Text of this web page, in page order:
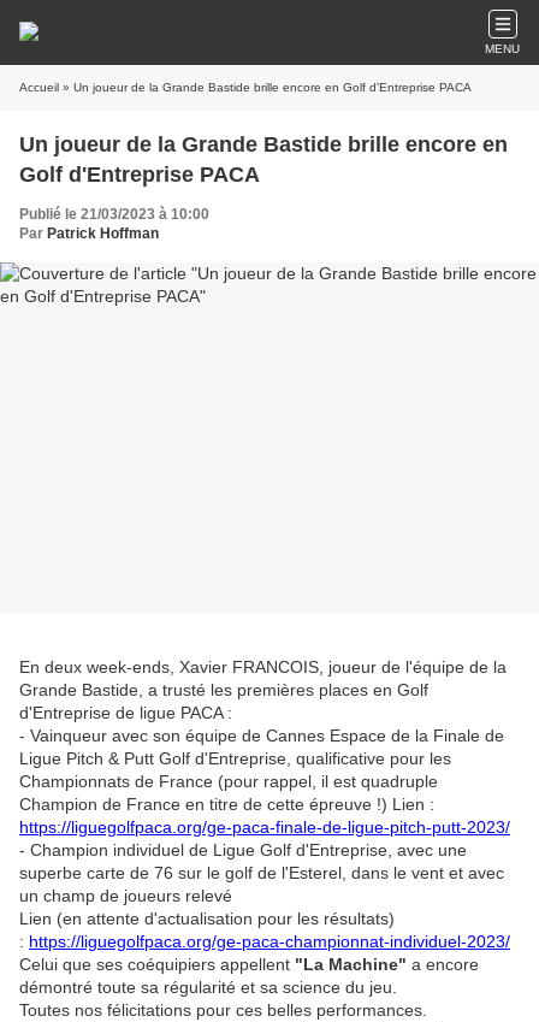
MENU
Accueil » Un joueur de la Grande Bastide brille encore en Golf d'Entreprise PACA
Un joueur de la Grande Bastide brille encore en
Golf d'Entreprise PACA
Publié le 21/03/2023 à 10:00
Par Patrick Hoffman
En deux week-ends, Xavier FRANCOIS, joueur de l'équipe de la
Grande Bastide, a trusté les premières places en Golf
d'Entreprise de ligue PACA :
- Vainqueur avec son équipe de Cannes Espace de la Finale de
Ligue Pitch & Putt Golf d'Entreprise, qualificative pour les
Championnats de France (pour rappel, il est quadruple
Champion de France en titre de cette épreuve !) Lien :
https://liguegolfpaca.org/ge-paca-finale-de-ligue-pitch-putt-2023/
- Champion individuel de Ligue Golf d'Entreprise, avec une
superbe carte de 76 sur le golf de l'Esterel, dans le vent et avec
un champ de joueurs relevé
Lien (en attente d'actualisation pour les résultats)
: https://liguegolfpaca.org/ge-paca-championnat-individuel-2023/
Celui que ses coéquipiers appellent "La Machine" a encore
démontré toute sa régularité et sa science du jeu.
Toutes nos félicitations pour ces belles performances.